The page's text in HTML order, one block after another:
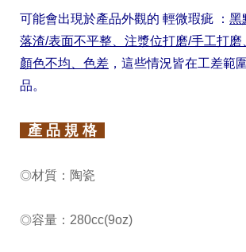
可能會出現於產品外觀的 輕微瑕疵 ： 黑
落渣/表面不平整、注漿位打磨/手工打磨
顏色不均、色差 ，這些情況皆在工差範
品。
產 品 規 格
◎材質：陶瓷
◎容量：280cc(9oz)